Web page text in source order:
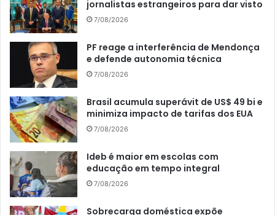
jornalistas estrangeiros para dar visto
7/08/2026
PF reage a interferência de Mendonça
e defende autonomia técnica
7/08/2026
Brasil acumula superávit de US$ 49 bi e
minimiza impacto de tarifas dos EUA
7/08/2026
Ideb é maior em escolas com
educação em tempo integral
7/08/2026
Sobrecarga doméstica expõe